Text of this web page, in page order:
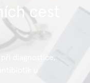
cest
diagnostice,